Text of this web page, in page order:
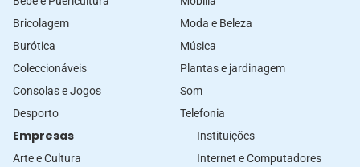
Bricolagem
Burótica
Coleccionáveis
Consolas e Jogos
Desporto
Moda e Beleza
Música
Plantas e jardinagem
Som
Telefonia
Empresas
Arte e Cultura
Instituições
Internet e Computadores